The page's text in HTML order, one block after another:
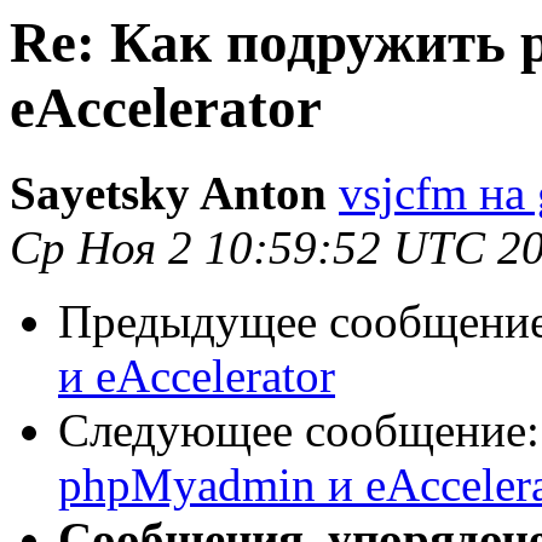
Re: Как подружить
eAccelerator
Sayetsky Anton vsjcfm на
Ср Ноя 2 10:59:52 UTC
Предыдущее
и eAccelerator
Следующее
phpMyadmin и